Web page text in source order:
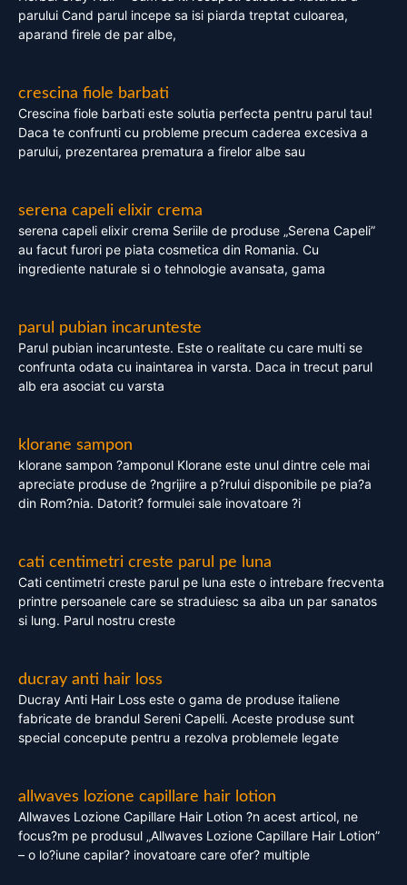
parului Cand parul incepe sa isi piarda treptat culoarea,
aparand firele de par albe,
crescina fiole barbati
Crescina fiole barbati este solutia perfecta pentru parul tau!
Daca te confrunti cu probleme precum caderea excesiva a
parului, prezentarea prematura a firelor albe sau
serena capeli elixir crema
serena capeli elixir crema Seriile de produse „Serena Capeli”
au facut furori pe piata cosmetica din Romania. Cu
ingrediente naturale si o tehnologie avansata, gama
parul pubian incarunteste
Parul pubian incarunteste. Este o realitate cu care multi se
confrunta odata cu inaintarea in varsta. Daca in trecut parul
alb era asociat cu varsta
klorane sampon
klorane sampon ?amponul Klorane este unul dintre cele mai
apreciate produse de ?ngrijire a p?rului disponibile pe pia?a
din Rom?nia. Datorit? formulei sale inovatoare ?i
cati centimetri creste parul pe luna
Cati centimetri creste parul pe luna este o intrebare frecventa
printre persoanele care se straduiesc sa aiba un par sanatos
si lung. Parul nostru creste
ducray anti hair loss
Ducray Anti Hair Loss este o gama de produse italiene
fabricate de brandul Sereni Capelli. Aceste produse sunt
special concepute pentru a rezolva problemele legate
allwaves lozione capillare hair lotion
Allwaves Lozione Capillare Hair Lotion ?n acest articol, ne
focus?m pe produsul „Allwaves Lozione Capillare Hair Lotion”
– o lo?iune capilar? inovatoare care ofer? multiple